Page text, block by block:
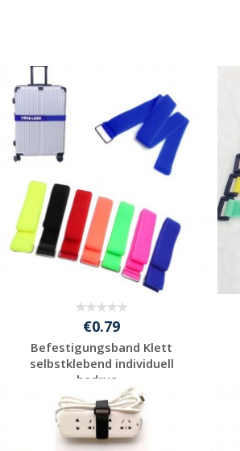
€0.79
Befestigungsband Klett
selbstklebend individuell
bedruc...
Jetzt Angebot
anfordern